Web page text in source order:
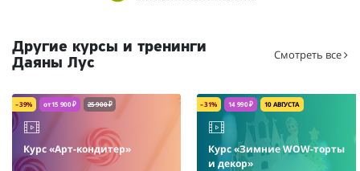
Другие курсы и тренинги
Даяны Лус
Смотреть все
– 39% от 15 900 ₽ 25 900 ₽
Курс «Арт-кондитер»
– 31% 14 990 ₽ 10 АВГУСТА
Курс «Зимние WOW-торты
и декор»